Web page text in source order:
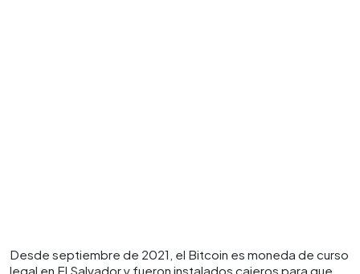
Desde septiembre de 2021, el Bitcoin es moneda de curso
legal en El Salvador y fueron instalados cajeros para que